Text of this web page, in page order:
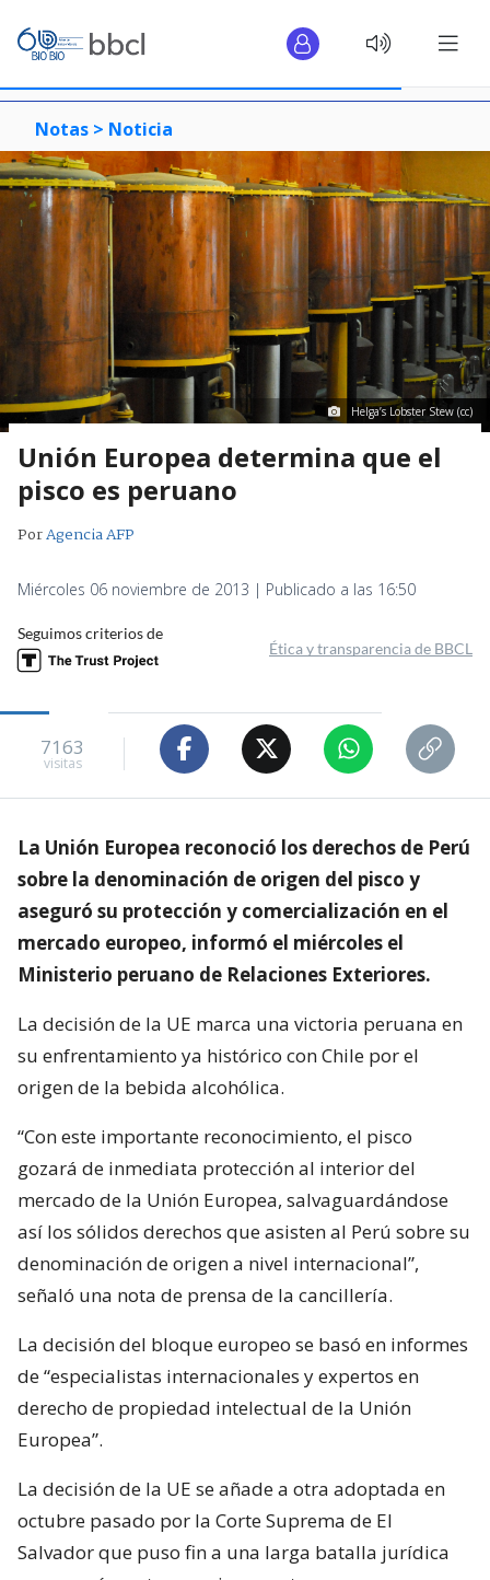
Notas > Noticia
Helga’s Lobster Stew (cc)
Unión Europea determina que el
pisco es peruano
PorAgencia AFP
Miércoles 06 noviembre de 2013 | Publicado a las 16:50
Seguimos criterios de
Ética y transparencia de BBCL
7163
visitas
La Unión Europea reconoció los derechos de Perú
sobre la denominación de origen del pisco y
aseguró su protección y comercialización en el
mercado europeo, informó el miércoles el
Ministerio peruano de Relaciones Exteriores.
La decisión de la UE marca una victoria peruana en
su enfrentamiento ya histórico con Chile por el
origen de la bebida alcohólica.
“Con este importante reconocimiento, el pisco
gozará de inmediata protección al interior del
mercado de la Unión Europea, salvaguardándose
así los sólidos derechos que asisten al Perú sobre su
denominación de origen a nivel internacional”,
señaló una nota de prensa de la cancillería.
La decisión del bloque europeo se basó en informes
de “especialistas internacionales y expertos en
derecho de propiedad intelectual de la Unión
Europea”.
La decisión de la UE se añade a otra adoptada en
octubre pasado por la Corte Suprema de El
Salvador que puso fin a una larga batalla jurídica